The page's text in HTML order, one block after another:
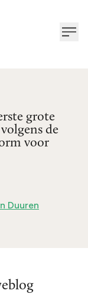
grote
de
voor
Duuren